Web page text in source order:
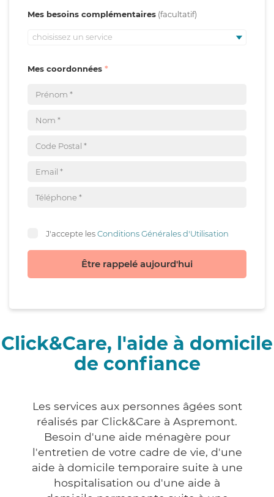
Mes besoins complémentaires
choisissez un service
Mes coordonnées
J'accepte lesConditions Générales d'Utilisation
Être rappelé aujourd'hui
Click&Care, l'aide à domicile
de confiance
Les services aux personnes âgées sont
réalisés par Click&Care à Aspremont.
Besoin d'une aide ménagère pour
l'entretien de votre cadre de vie, d'une
aide à domicile temporaire suite à une
hospitalisation ou d'une aide à